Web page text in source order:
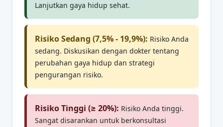
Lanjutkan gaya hidup sehat.
Risiko Sedang (7,5% - 19,9%): Risiko Anda
sedang. Diskusikan dengan dokter tentang
perubahan gaya hidup dan strategi
pengurangan risiko.
Risiko Tinggi (≥ 20%): Risiko Anda tinggi.
Sangat disarankan untuk berkonsultasi